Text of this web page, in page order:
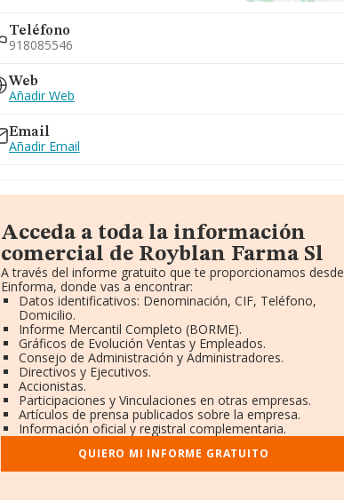
Teléfono
918085546
Web
Añadir Web
Email
Añadir Email
Acceda a toda la información
comercial de Royblan Farma Sl
A través del informe gratuito que te proporcionamos desde
Einforma, donde vas a encontrar:
Datos identificativos: Denominación, CIF, Teléfono,
Domicilio.
Informe Mercantil Completo (BORME).
Gráficos de Evolución Ventas y Empleados.
Consejo de Administración y Administradores.
Directivos y Ejecutivos.
Accionistas.
Participaciones y Vinculaciones en otras empresas.
Artículos de prensa publicados sobre la empresa.
Información oficial y registral complementaria.
QUIERO MI INFORME GRATUITO